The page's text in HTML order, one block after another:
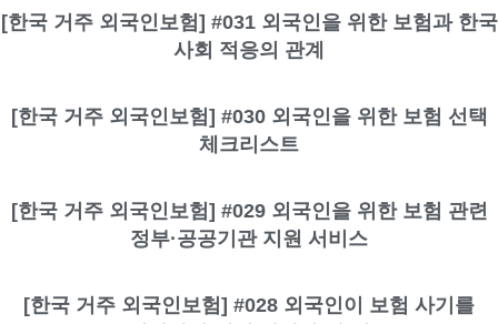
[한국 거주 외국인보험] #031 외국인을 위한 보험과 한국
사회 적응의 관계
[한국 거주 외국인보험] #030 외국인을 위한 보험 선택
체크리스트
[한국 거주 외국인보험] #029 외국인을 위한 보험 관련
정부·공공기관 지원 서비스
[한국 거주 외국인보험] #028 외국인이 보험 사기를